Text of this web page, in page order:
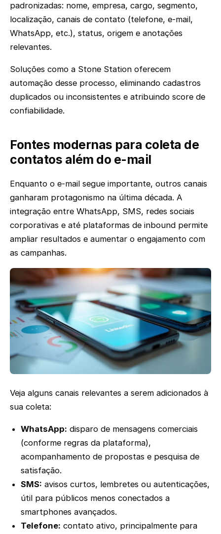
padronizadas: nome, empresa, cargo, segmento,
localização, canais de contato (telefone, e-mail,
WhatsApp, etc.), status, origem e anotações
relevantes.
Soluções como a Stone Station oferecem
automação desse processo, eliminando cadastros
duplicados ou inconsistentes e atribuindo score de
confiabilidade.
Fontes modernas para coleta de
contatos além do e-mail
Enquanto o e-mail segue importante, outros canais
ganharam protagonismo na última década. A
integração entre WhatsApp, SMS, redes sociais
corporativas e até plataformas de inbound permite
ampliar resultados e aumentar o engajamento com
as campanhas.
Veja alguns canais relevantes a serem adicionados à
sua coleta:
WhatsApp: disparo de mensagens comerciais
(conforme regras da plataforma),
acompanhamento de propostas e pesquisa de
satisfação.
SMS: avisos curtos, lembretes ou autenticações,
útil para públicos menos conectados a
smartphones avançados.
Telefone: contato ativo, principalmente para